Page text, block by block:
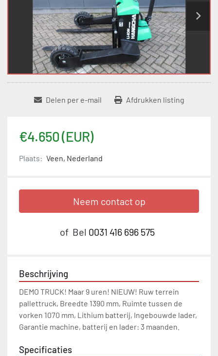
Delen per e-mail Afdrukken listing
€4.650 (EUR)
Plaats: Veen, Nederland
Neem contact op
of Bel 0031 416 696 575
Beschrijving
DEMO TRUCK! Maar 9 uren! NIEUW! Ruw terrein
pallettruck, Breedte 1390 mm, Ruimte tussen de
vorken 1070 mm, Lithium batterij, Ingebouwde lader,
Garantie machine, batterij en lader: 3 maanden.
Specificaties